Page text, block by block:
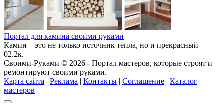
Портал для камина своими руками
Камин – это не только источник тепла, но и прекрасный
02.2к.
Своими-Руками © 2026 - Портал мастеров, которые строят и
ремонтируют своими руками.
Карта сайта | Реклама | Контакты | Соглашение | Каталог
мастеров